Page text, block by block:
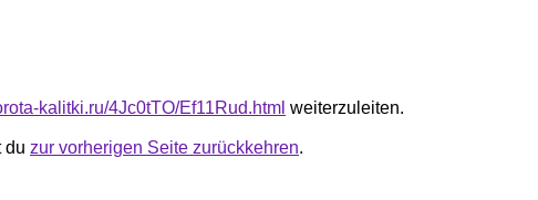
kalitki.ru/4Jc0tTO/Ef11Rud.html weiterzuleiten.
du zur vorherigen Seite zurückkehren.